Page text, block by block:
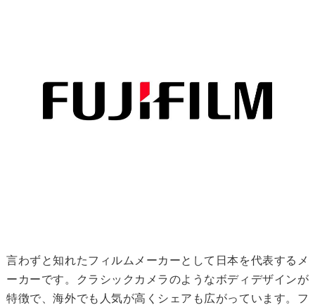
言わずと知れたフィルムメーカーとして日本を代表するメ
ーカーです。クラシックカメラのようなボディデザインが
特徴で、海外でも人気が高くシェアも広がっています。フ